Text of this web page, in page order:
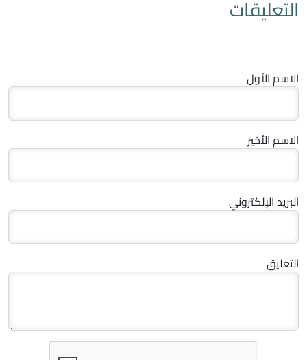
التعليقات
الاسم الأول
الاسم الأخير
البريد الإلكتروني
التعليق